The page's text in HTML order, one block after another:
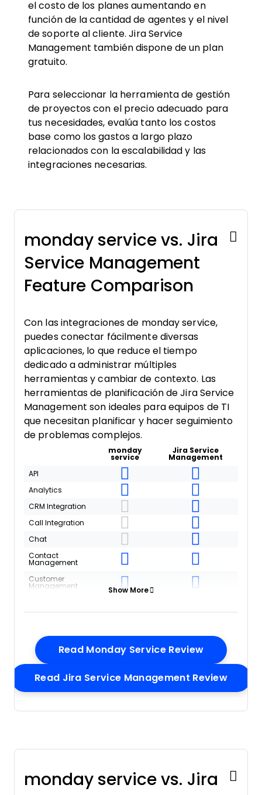
el costo de los planes aumentando en
función de la cantidad de agentes y el nivel
de soporte al cliente. Jira Service
Management también dispone de un plan
gratuito.
Para seleccionar la herramienta de gestión
de proyectos con el precio adecuado para
tus necesidades, evalúa tanto los costos
base como los gastos a largo plazo
relacionados con la escalabilidad y las
integraciones necesarias.
monday service vs. Jira
Service Management
Feature Comparison
Con las integraciones de monday service,
puedes conectar fácilmente diversas
aplicaciones, lo que reduce el tiempo
dedicado a administrar múltiples
herramientas y cambiar de contexto. Las
herramientas de planificación de Jira Service
Management son ideales para equipos de TI
que necesitan planificar y hacer seguimiento
de problemas complejos.
monday
service
Jira Service
Management
API
Analytics
CRM Integration
Call Integration
Chat
Contact
Management
Customer
Management
Email Integration
External
Integrations
Instant Chat
Integration
Real-time Alerts
Social Media
Integration
Show More
Read Monday Service ReviewOpens New
Read Jira Service Management ReviewOpens
monday service vs. Jira